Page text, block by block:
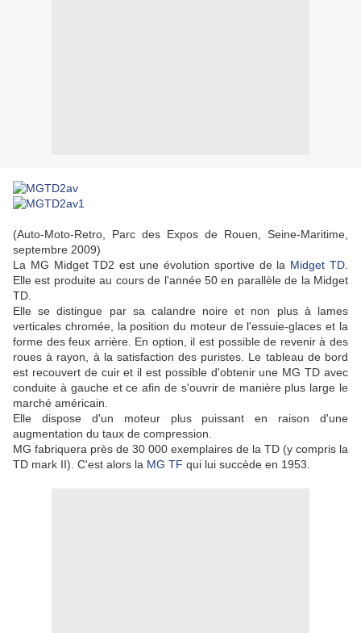
(Auto-Moto-Retro, Parc des Expos de Rouen, Seine-Maritime,
septembre 2009)
La MG Midget TD2 est une évolution sportive de la Midget TD
Elle est produite au cours de l'année 50 en parallèle de la Midget
TD.
Elle se distingue par sa calandre noire et non plus à lames
verticales chromée, la position du moteur de l'essuie-glaces et la
forme des feux arrière. En option, il est possible de revenir à des
roues à rayon, à la satisfaction des puristes.
Le tableau de bord
est recouvert de cuir et il est possible d'obtenir une MG TD avec
conduite à gauche et ce afin de s'ouvrir de manière plus large le
marché américain.
Elle dispose d'un moteur plus puissant en raison d'une
augmentation du taux de compression.
MG fabriquera près de 30 000 exemplaires de la TD (y compris la
TD mark II). C'est alors la MG TF qui lui succède en 1953.